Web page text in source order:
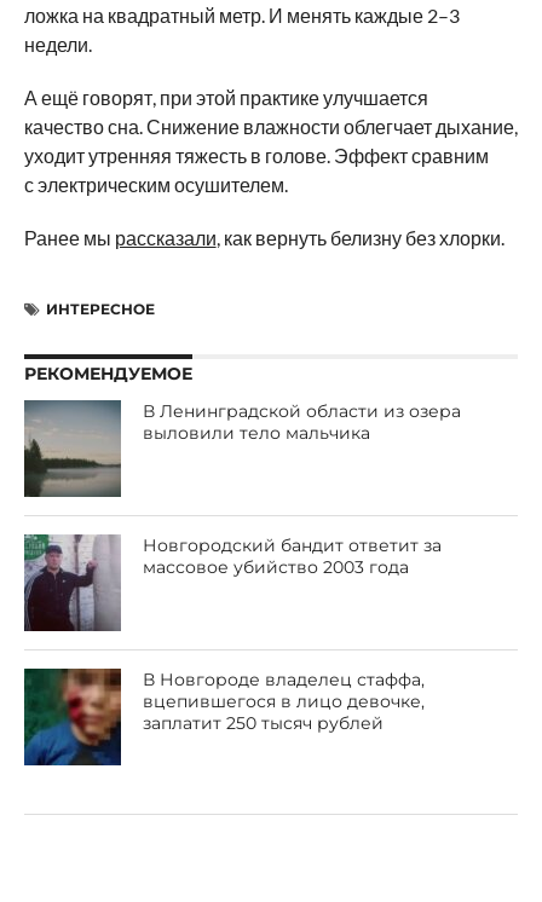
ложка на квадратный метр. И менять каждые 2–3
недели.
А ещё говорят, при этой практике улучшается
качество сна. Снижение влажности облегчает дыхание,
уходит утренняя тяжесть в голове. Эффект сравним
с электрическим осушителем.
Ранее мы рассказали, как вернуть белизну без хлорки.
ИНТЕРЕСНОЕ
РЕКОМЕНДУЕМОЕ
В Ленинградской области из озера
выловили тело мальчика
Новгородский бандит ответит за
массовое убийство 2003 года
В Новгороде владелец стаффа,
вцепившегося в лицо девочке,
заплатит 250 тысяч рублей